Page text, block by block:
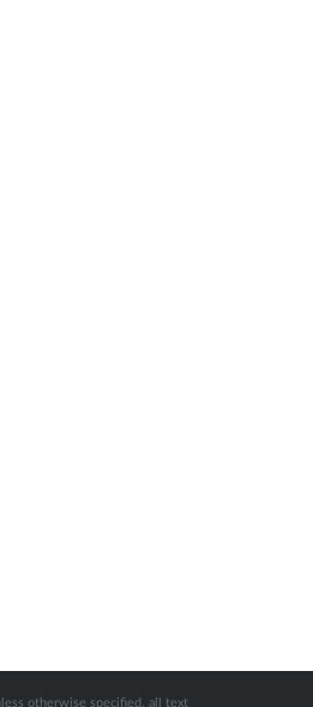
otherwise specified, all text